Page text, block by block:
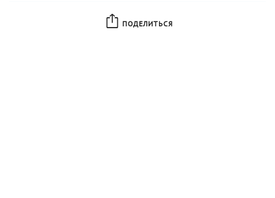
ПОДЕЛИТЬСЯ